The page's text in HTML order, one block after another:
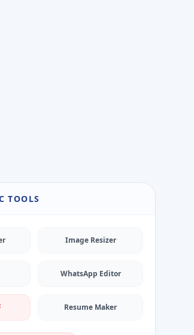
TOOLS
Image Resizer
WhatsApp Editor
Resume Maker